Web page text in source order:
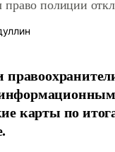
полиции
карты по